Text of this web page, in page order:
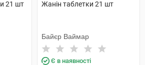
21 шт Жанін таблетки 21 шт
Байєр Ваймар
Є в наявності